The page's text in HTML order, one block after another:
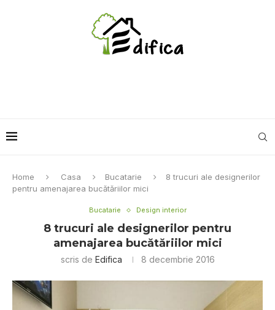
Home Casa Bucatarie
8 trucuri ale designerilor
pentru amenajarea bucătăriilor mici
Bucatarie Design interior
8 trucuri ale designerilor pentru
amenajarea bucătăriilor mici
scris de Edifica 8 decembrie 2016